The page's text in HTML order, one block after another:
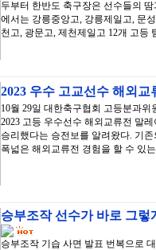
두부터 한반도 축구장은 선수들의
에서는 강릉중앙고, 강릉제일고, 문
천고, 광문고, 제천제일고 12개 고등
2023 우수 고교선수 해외
10월 29일 대한축구협회 고등분과
2023 고등 우수선수 해외교류전 말
승리했다는 승전보를 알려왔다. 기
폭넓은 해외교류전 경험을 할 수 있
승부조작 선수가 바로 그
승부조작 기습 사면 발표 번복으로